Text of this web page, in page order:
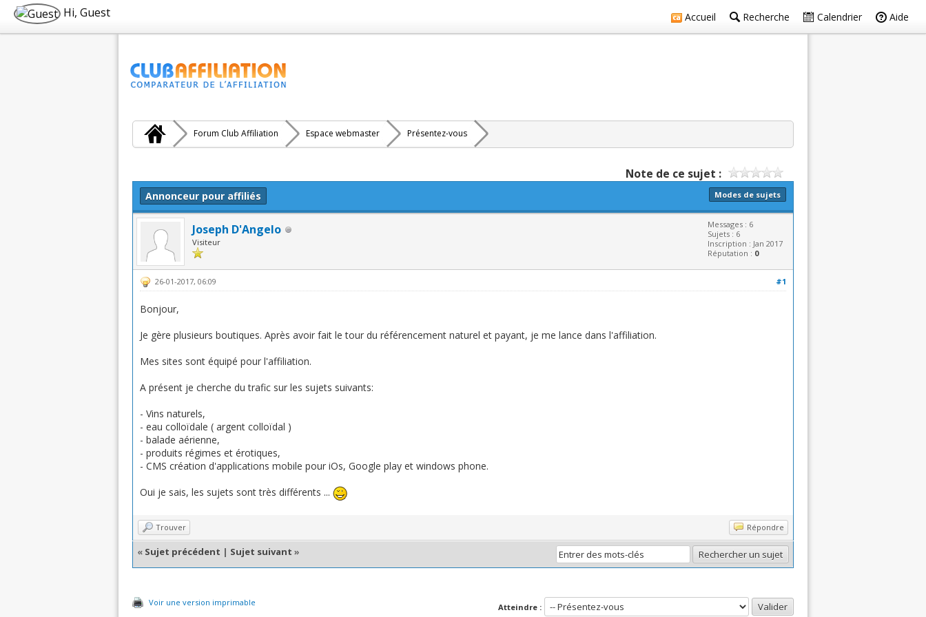
Accueil Recherche Calendrier Aide
Hi, Guest
Forum Club Affiliation Espace webmaster Présentez-vous
Note de ce sujet :
Modes de sujets
Annonceur pour affiliés
Joseph D'Angelo
Visiteur
Messages : 6
Sujets : 6
Inscription : Jan 2017
Réputation : 0
#1
26-01-2017, 06:09
Bonjour,
Je gère plusieurs boutiques. Après avoir fait le tour du référencement naturel et payant, je me lance dans l'affiliation.
Mes sites sont équipé pour l'affiliation.
A présent je cherche du trafic sur les sujets suivants:
- Vins naturels,
- eau colloïdale ( argent colloïdal )
- balade aérienne,
- produits régimes et érotiques,
- CMS création d'applications mobile pour iOs, Google play et windows phone.
Oui je sais, les sujets sont très différents ...
Trouver Répondre
« Sujet précédent | Sujet suivant »
Voir une version imprimable Atteindre :